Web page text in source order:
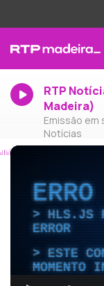
RTP
Madeira)
Emissão em
Notícias
HLS.JS
ERROR
ESTE
MOMENTO